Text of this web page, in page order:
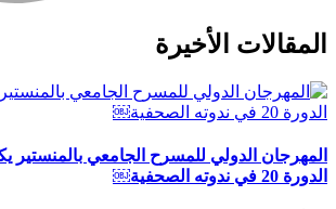
المقالات الأخيرة
المهرجان الدولي للمسرح الجامعي
الدورة 20 في ندوته الصحفية￼